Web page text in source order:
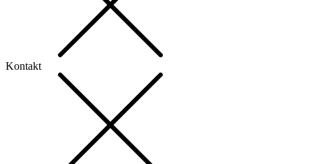
Kontakt